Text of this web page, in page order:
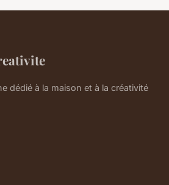
dédié à la maison et à la créativité